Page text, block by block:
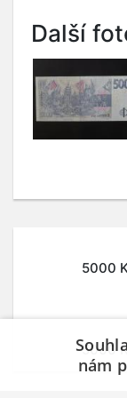
Další
5000
5000
nám